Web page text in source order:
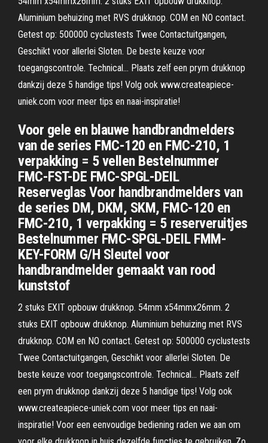
Aluminium behuizing met RVS drukknop. COM en NO contact.
Getest op: 500000 cyclustests Twee Contactuitgangen,
Geschikt voor allerlei Sloten. De beste keuze voor
toegangscontrole. Technical… Plaats zelf een prym drukknop
dankzij deze 5 handige tips! Volg ook www.createapiece-
uniek.com voor meer tips en naai-inspiratie!
Voor gele en blauwe handbrandmelders
van de series FMC-120 en FMC-210, 1
verpakking = 5 vellen Bestelnummer
FMC-FST-DE FMC-SPGL-DEIL
Reserveglas Voor handbrandmelders van
de series DM, DKM, SKM, FMC-120 en
FMC-210, 1 verpakking = 5 reserveruitjes
Bestelnummer FMC-SPGL-DEIL FMM-
KEY-FORM G/H Sleutel voor
handbrandmelder gemaakt van rood
kunststof
2 stuks EXIT opbouw drukknop. 54mm x54mmx26mm. 2
stuks EXIT opbouw drukknop. Aluminium behuizing met RVS
drukknop. COM en NO contact. Getest op: 500000 cyclustests
Twee Contactuitgangen, Geschikt voor allerlei Sloten. De
beste keuze voor toegangscontrole. Technical… Plaats zelf
een prym drukknop dankzij deze 5 handige tips! Volg ook
www.createapiece-uniek.com voor meer tips en naai-
inspiratie! Voor een eenvoudige bediening raden we aan om